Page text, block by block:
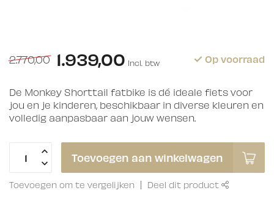
2.770,00 1.939,00 Incl. btw Op voorraad
De Monkey Shorttail fatbike is dé ideale fiets voor
jou en je kinderen, beschikbaar in diverse kleuren en
volledig aanpasbaar aan jouw wensen.
Toevoegen aan winkelwagen
Toevoegen om te vergelijken Deel dit product